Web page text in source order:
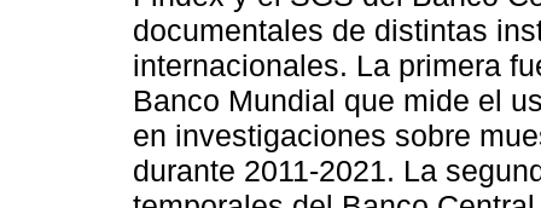
documentales de distintas
internacionales. La primera
Banco Mundial que mide el
en investigaciones sobre
durante 2011-2021. La